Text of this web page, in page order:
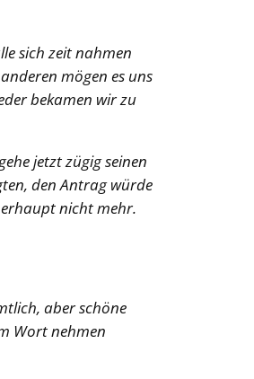
sich zeit nahmen
mögen es uns
bekamen wir zu
jetzt zügig seinen
den Antrag würde
nicht mehr.
aber schöne
Wort nehmen